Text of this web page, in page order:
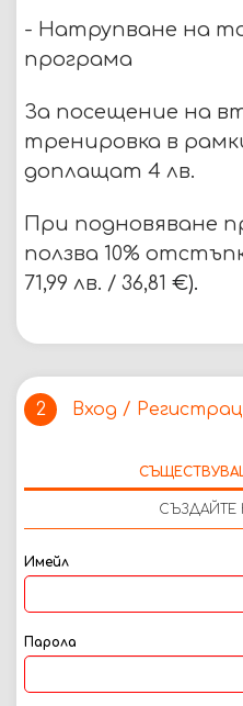
- Натрупване на
програма
За посещение на
тренировка в
доплащат 4 лв.
При подновяване
ползва 10%
71,99 лв. / 36,81 €).
2 Вход /
СЪЗДАЙТЕ
Имейл
Парола